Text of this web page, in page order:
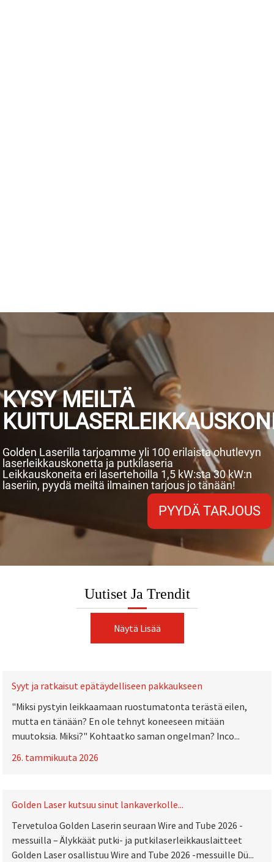
KYSY MEILTÄ
Golden Laserilla tarjoamme yli 100 erilaista ohutlevyn
laserleikkauskonetta ja putkilaseria
Leikkauskoneita eri lasertehoilla 1,5 kW:sta 30 kW:n
laseriin, pyydä meiltä ilmainen tarjous jo tänään!
PYYDÄ TARJOUS
Uutiset Ja Trendit
Näytä Lisää
Syyt ja ratkaisut epätäydelliseen pakkaukseen
"Miksi pystyin leikkaamaan ruostumatonta terästä eilen,
mutta en tänään? En ole tehnyt koneeseen mitään
muutoksia. Miksi?" Kohtaatko saman ongelman? Inco...
26. tammikuuta 2026
Golden Laser kutsuu sinut lankaverkolle...
Tervetuloa Golden Laserin seuraan Wire and Tube 2026 -
messuilla – Älykkäät putki- ja putkilaserleikkauslaitteet
Golden Laser osallistuu Wire and Tube 2026 -messuille Dü...